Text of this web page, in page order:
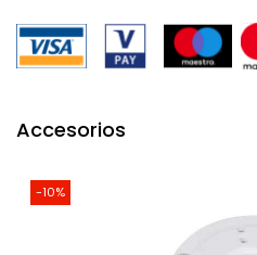
Accesorios
-10%